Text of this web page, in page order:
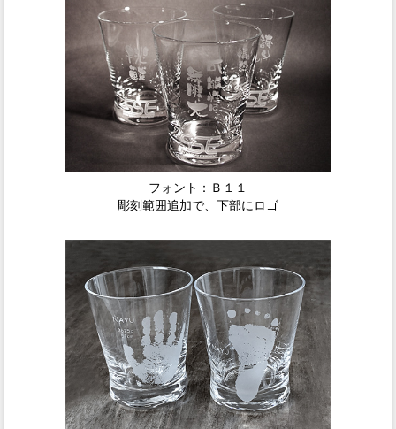
フォント：Ｂ１１
彫刻範囲追加で、下部にロゴ